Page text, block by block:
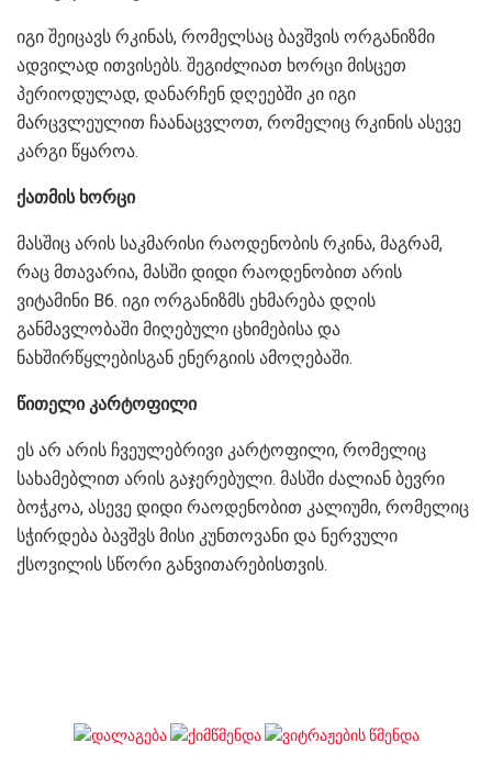
იგი შეიცავს რკინას, რომელსაც ბავშვის ორგანიზმი
ადვილად ითვისებს. შეგიძლიათ ხორცი მისცეთ
პერიოდულად, დანარჩენ დღეებში კი იგი
მარცვლეულით ჩაანაცვლოთ, რომელიც რკინის ასევე
კარგი წყაროა.
ქათმის ხორცი
მასშიც არის საკმარისი რაოდენობის რკინა, მაგრამ,
რაც მთავარია, მასში დიდი რაოდენობით არის
ვიტამინი B6. იგი ორგანიზმს ეხმარება დღის
განმავლობაში მიღებული ცხიმებისა და
ნახშირწყლებისგან ენერგიის ამოღებაში.
წითელი კარტოფილი
ეს არ არის ჩვეულებრივი კარტოფილი, რომელიც
სახამებლით არის გაჯერებული. მასში ძალიან ბევრი
ბოჭკოა, ასევე დიდი რაოდენობით კალიუმი, რომელიც
სჭირდება ბავშვს მისი კუნთოვანი და ნერვული
ქსოვილის სწორი განვითარებისთვის.